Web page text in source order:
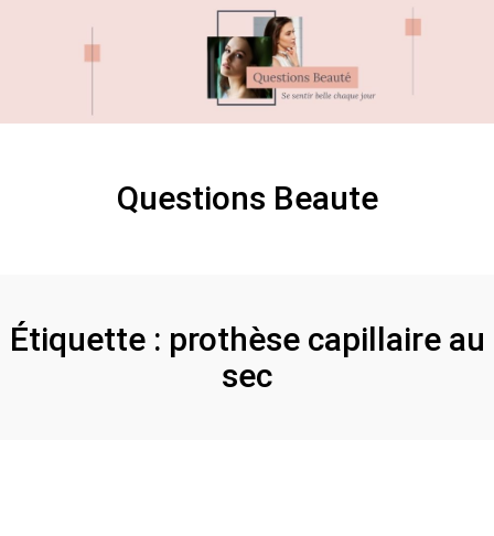
Questions Beaute
Étiquette : prothèse capillaire au
sec